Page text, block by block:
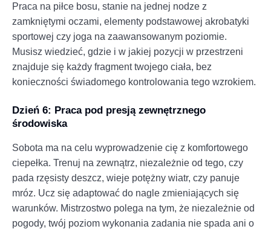
Praca na piłce bosu, stanie na jednej nodze z
zamkniętymi oczami, elementy podstawowej akrobatyki
sportowej czy joga na zaawansowanym poziomie.
Musisz wiedzieć, gdzie i w jakiej pozycji w przestrzeni
znajduje się każdy fragment twojego ciała, bez
konieczności świadomego kontrolowania tego wzrokiem.
Dzień 6: Praca pod presją zewnętrznego
środowiska
Sobota ma na celu wyprowadzenie cię z komfortowego
ciepełka. Trenuj na zewnątrz, niezależnie od tego, czy
pada rzęsisty deszcz, wieje potężny wiatr, czy panuje
mróz. Ucz się adaptować do nagle zmieniających się
warunków. Mistrzostwo polega na tym, że niezależnie od
pogody, twój poziom wykonania zadania nie spada ani o